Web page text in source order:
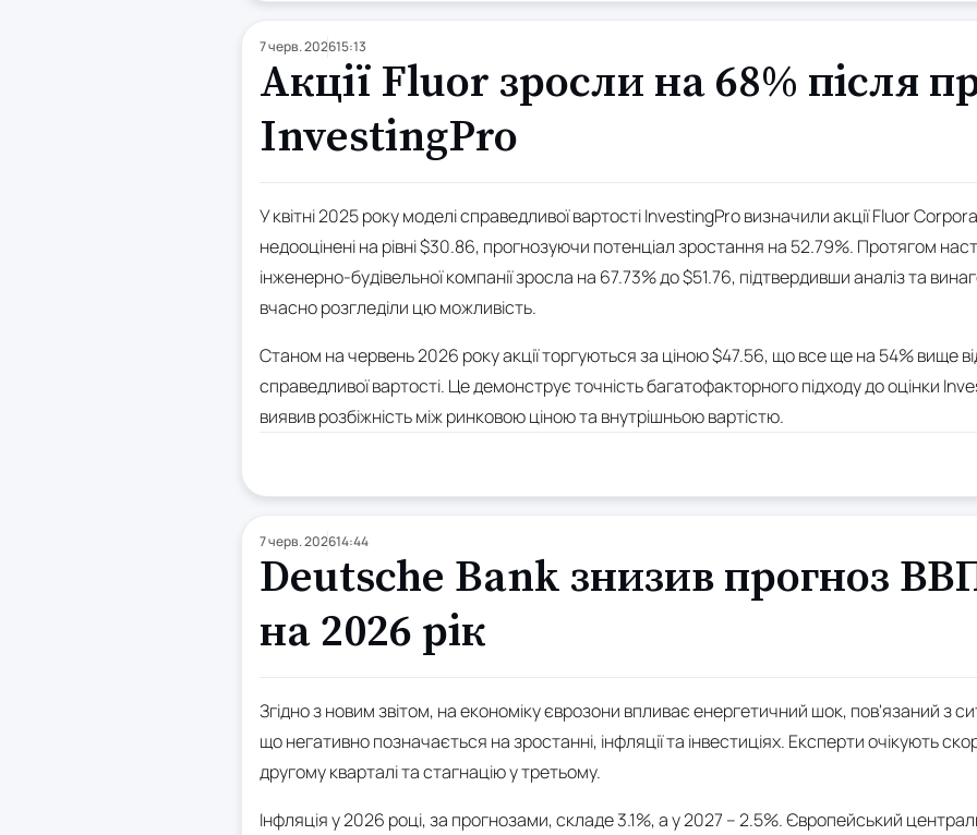
7 черв. 202615:13
Акції Fluor зросли на 68% після
InvestingPro
У квітні 2025 року моделі справедливої вартості InvestingPro визначили акції Fluor
недооцінені на рівні $30.86, прогнозуючи потенціал зростання на 52.79%. Протягом
інженерно-будівельної компанії зросла на 67.73% до $51.76, підтвердивши аналіз та
вчасно розгледіли цю можливість.
Станом на червень 2026 року акції торгуються за ціною $47.56, що все ще на 54% вище
справедливої вартості. Це демонструє точність багатофакторного підходу до оцінки
виявив розбіжність між ринковою ціною та внутрішньою вартістю.
7 черв. 202614:44
Deutsche Bank знизив прогноз
на 2026 рік
Згідно з новим звітом, на економіку єврозони впливає енергетичний шок, пов'язаний з
що негативно позначається на зростанні, інфляції та інвестиціях. Експерти очікують
другому кварталі та стагнацію у третьому.
Інфляція у 2026 році, за прогнозами, складе 3.1%, а у 2027 – 2.5%. Європейський